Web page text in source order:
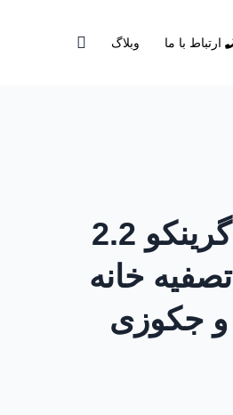
ارتباط با ما وبلاگ
بلوئر هوادهی ساید چنل گرینکو 2.2
خانه
جکوزی